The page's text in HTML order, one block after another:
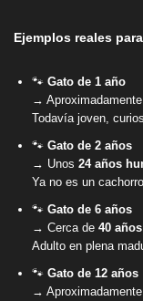
Ejemplos reales
🐾 Gato de 1 año
→ Aproximadamente
Todavía joven,
🐾 Gato de 2 años
→ Unos 24 años
Ya no es un
🐾 Gato de 6 años
→ Cerca de 40
Adulto en plena
🐾 Gato de 12 años
→ Aproximadamente